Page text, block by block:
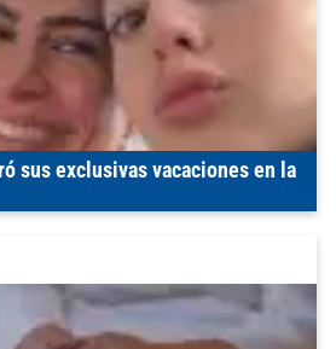
sus exclusivas vacaciones en la